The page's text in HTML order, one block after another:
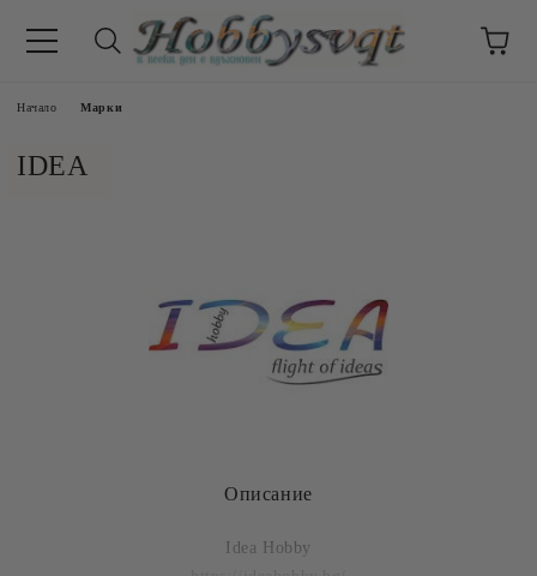
Начало Марки
IDEA
Описание
Idea Hobby